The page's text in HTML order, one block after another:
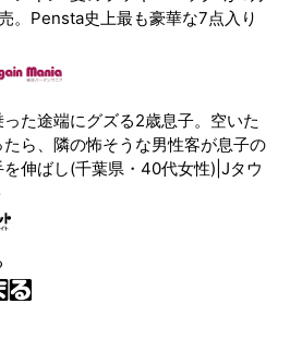
。Pensta史上最も豪華な7点入り
った途端にグズる2歳息子。空いた
たら、隣の怖そうな男性客が息子の
を伸ばし(千葉県・40代女性)|Jタウ